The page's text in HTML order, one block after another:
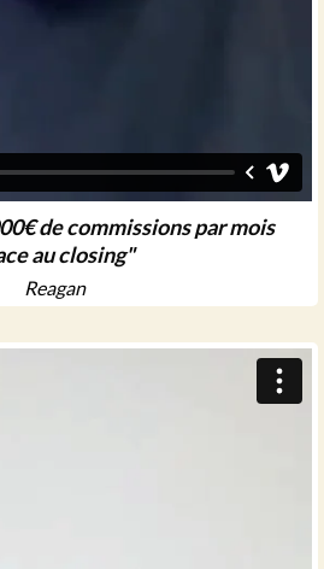
de commissions par mois
au closing"
Reagan